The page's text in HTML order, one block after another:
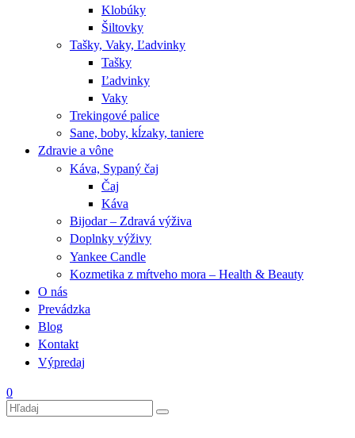
Klobúky
Šiltovky
Tašky, Vaky, Ľadvinky
Tašky
Ľadvinky
Vaky
Trekingové palice
Sane, boby, kĺzaky, taniere
Zdravie a vône
Káva, Sypaný čaj
Čaj
Káva
Bijodar – Zdravá výživa
Doplnky výživy
Yankee Candle
Kozmetika z mŕtveho mora – Health & Beauty
O nás
Prevádzka
Blog
Kontakt
Výpredaj
0